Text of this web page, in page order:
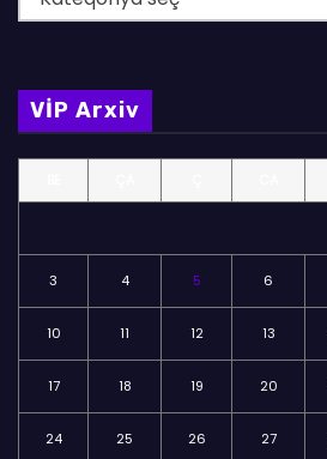
ö
m
l
VİP Arxiv
3 4 5 6
10 11 12 13
17 18 19 20
24 25 26 27